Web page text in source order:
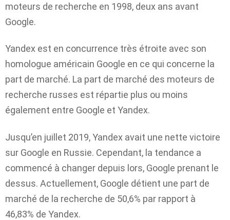
moteurs de recherche en 1998, deux ans avant
Google.
Yandex est en concurrence très étroite avec son
homologue américain Google en ce qui concerne la
part de marché. La part de marché des moteurs de
recherche russes est répartie plus ou moins
également entre Google et Yandex.
Jusqu’en juillet 2019, Yandex avait une nette victoire
sur Google en Russie. Cependant, la tendance a
commencé à changer depuis lors, Google prenant le
dessus. Actuellement, Google détient une part de
marché de la recherche de 50,6% par rapport à
46,83% de Yandex.